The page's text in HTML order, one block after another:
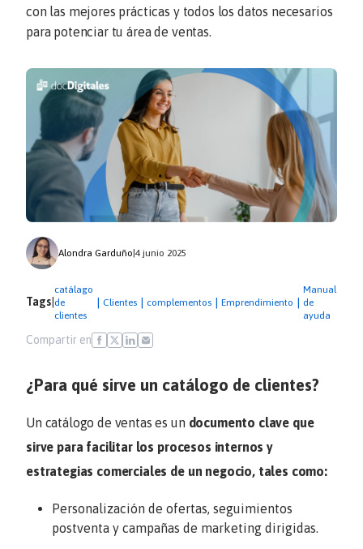
Comunicados
con las mejores prácticas y todos los datos necesarios
para potenciar tu área de ventas.
Alondra Garduño 4 junio 2025
Tags
catálago
de
clientes
| Clientes | complementos | Emprendimiento |
Manual
de
ayuda
Compartir en
¿Para qué sirve un catálogo de clientes?
Un catálogo de ventas es un documento clave que
sirve para facilitar los procesos internos y
estrategias comerciales de un negocio, tales como:
Personalización de ofertas, seguimientos
postventa y campañas de marketing dirigidas.